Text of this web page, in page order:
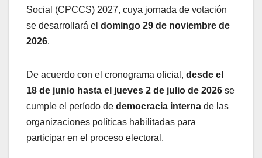
Social (CPCCS) 2027, cuya jornada de votación
se desarrollará el domingo 29 de noviembre de
2026.
De acuerdo con el cronograma oficial, desde el
18 de junio hasta el jueves 2 de julio de 2026 se
cumple el período de democracia interna de las
organizaciones políticas habilitadas para
participar en el proceso electoral.